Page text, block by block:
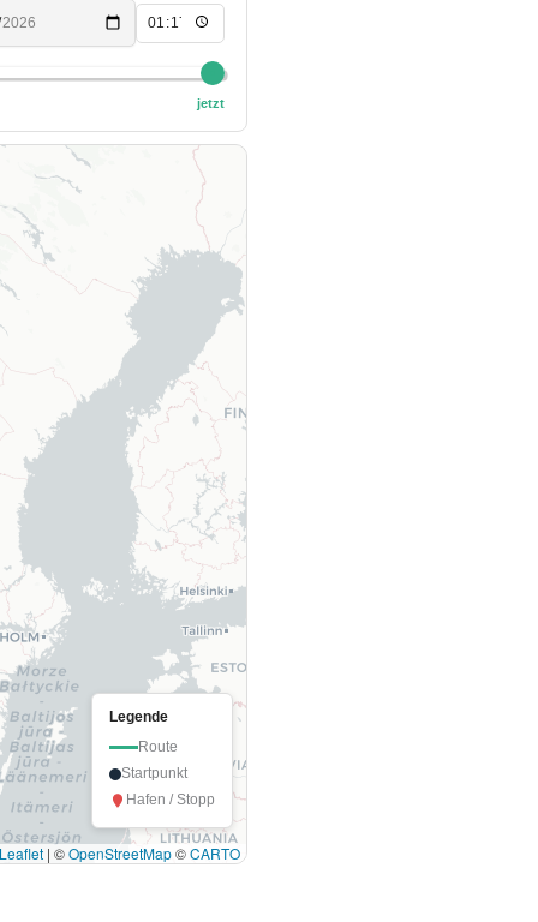
jetzt
| ©OpenStreetMap©CARTO
Legende
Route
Startpunkt
Hafen / Stopp